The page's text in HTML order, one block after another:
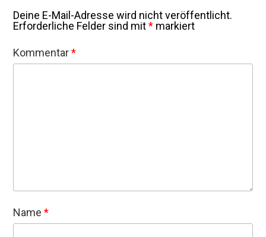
Deine E-Mail-Adresse wird nicht veröffentlicht.
Erforderliche Felder sind mit* markiert
Kommentar*
Name*